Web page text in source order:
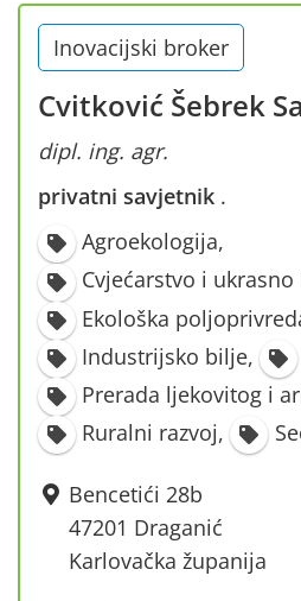
Inovacijski broker
Cvitković Šebrek
dipl. ing. agr.
privatni savjetnik ·
Agroekologija,
Cvjećarstvo i
Ekološka
Industrijsko bilje,
Prerada ljekovitog i
Ruralni razvoj,
Bencetići 28b
47201 Draganić
Karlovačka županija